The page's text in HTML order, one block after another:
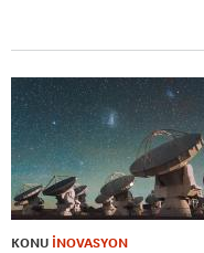
KONU İNOVASYON